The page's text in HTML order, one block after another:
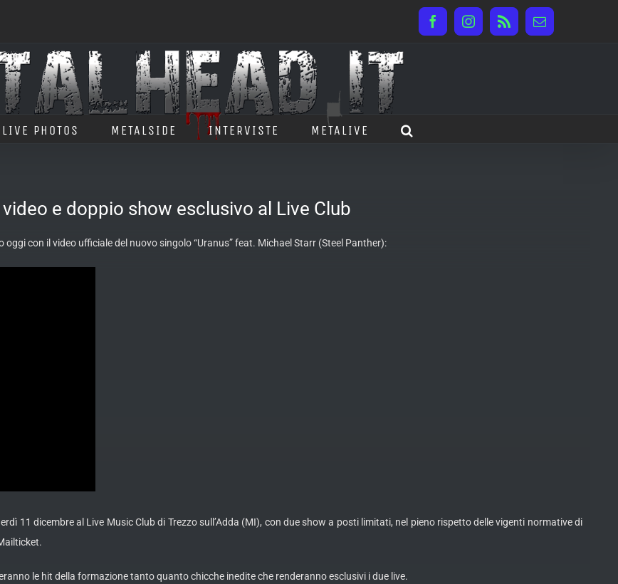
FacebookInstagram
Rss Email
LIVE PHOTOS METALSIDE INTERVISTE METALIVE
video e doppio show esclusivo al Live Club
oggi con il video ufficiale del nuovo singolo “Uranus” feat. Michael Starr (Steel Panther):
11 dicembre al Live Music Club di Trezzo sull’Adda (MI), con due show a posti limitati, nel pieno rispetto delle vigenti normative di
le hit della formazione tanto quanto chicche inedite che renderanno esclusivi i due live.